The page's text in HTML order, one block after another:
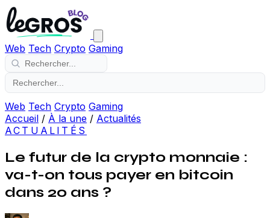
Web Tech Crypto Gaming
Web Tech Crypto Gaming
Accueil / À la une / Actualités
ACTUALITÉS
Le futur de la crypto monnaie :
va-t-on tous payer en bitcoin
dans 20 ans ?